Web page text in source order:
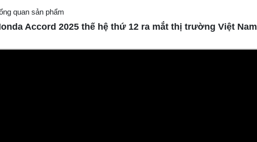
quan sản phẩm
Accord 2025 thế hệ thứ 12 ra mắt thị trường Việt Nam